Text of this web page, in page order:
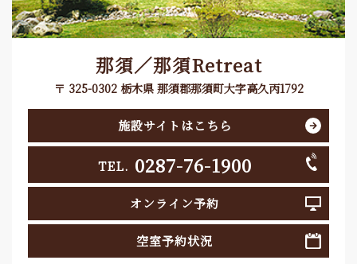
那須／那須Retreat
〒 325-0302 栃木県 那須郡那須町大字高久丙1792
施設サイトはこちら
TEL. 0287-76-1900
オンライン予約
空室予約状況